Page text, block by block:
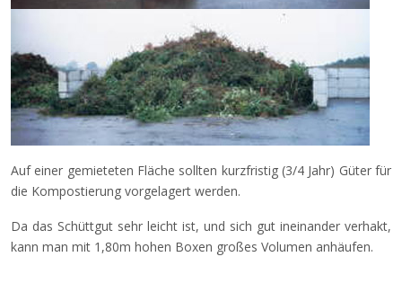
Auf einer gemieteten Fläche sollten kurzfristig (3/4 Jahr) Güter für
die Kompostierung vorgelagert werden.
Da das Schüttgut sehr leicht ist, und sich gut ineinander verhakt,
kann man mit 1,80m hohen Boxen großes Volumen anhäufen.